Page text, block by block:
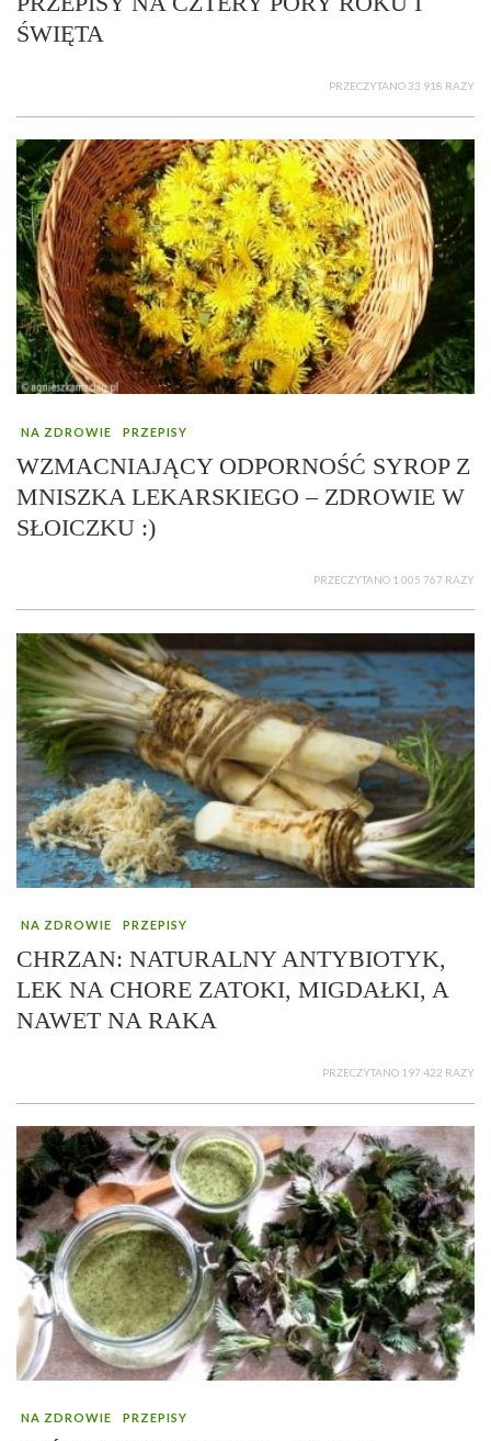
ŚWIĘTA
PRZECZYTANO 33 918 RAZY
NA ZDROWIE PRZEPISY
WZMACNIAJĄCY ODPORNOŚĆ SYROP Z
MNISZKA LEKARSKIEGO – ZDROWIE W
SŁOICZKU :)
PRZECZYTANO 1 005 767 RAZY
NA ZDROWIE PRZEPISY
CHRZAN: NATURALNY ANTYBIOTYK,
LEK NA CHORE ZATOKI, MIGDAŁKI, A
NAWET NA RAKA
PRZECZYTANO 197 422 RAZY
NA ZDROWIE PRZEPISY